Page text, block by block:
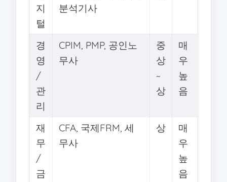
지
털
분석기사
경
영
/
관
리
CPIM, PMP, 공인노
무사
중
상
~
상
매
우
높
음
재
무
/
금
CFA, 국제FRM, 세
무사
상
매
우
높
음